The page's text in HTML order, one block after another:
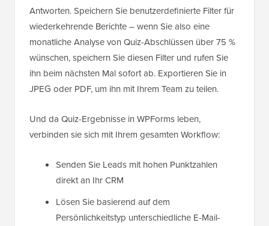
Antworten. Speichern Sie benutzerdefinierte Filter für
wiederkehrende Berichte – wenn Sie also eine
monatliche Analyse von Quiz-Abschlüssen über 75 %
wünschen, speichern Sie diesen Filter und rufen Sie
ihn beim nächsten Mal sofort ab. Exportieren Sie in
JPEG oder PDF, um ihn mit Ihrem Team zu teilen.
Und da Quiz-Ergebnisse in WPForms leben,
verbinden sie sich mit Ihrem gesamten Workflow:
Senden Sie Leads mit hohen Punktzahlen
direkt an Ihr CRM
Lösen Sie basierend auf dem
Persönlichkeitstyp unterschiedliche E-Mail-